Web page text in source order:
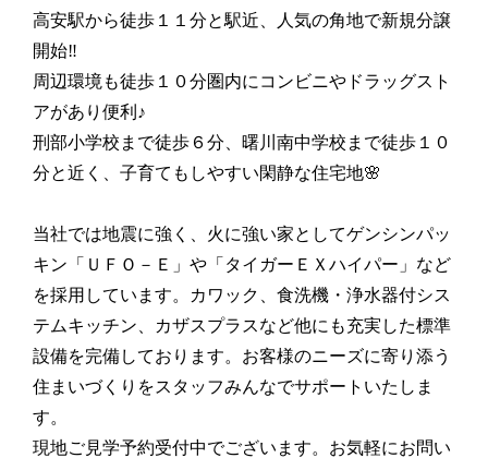
高安駅から徒歩１１分と駅近、人気の角地で新規分譲
開始‼️
周辺環境も徒歩１０分圏内にコンビニやドラッグスト
アがあり便利♪
刑部小学校まで徒歩６分、曙川南中学校まで徒歩１０
分と近く、子育てもしやすい閑静な住宅地🌸
当社では地震に強く、火に強い家としてゲンシンパッ
キン「ＵＦＯ－Ｅ」や「タイガーＥＸハイパー」など
を採用しています。カワック、食洗機・浄水器付シス
テムキッチン、カザスプラスなど他にも充実した標準
設備を完備しております。お客様のニーズに寄り添う
住まいづくりをスタッフみんなでサポートいたしま
す。
現地ご見学予約受付中でございます。お気軽にお問い